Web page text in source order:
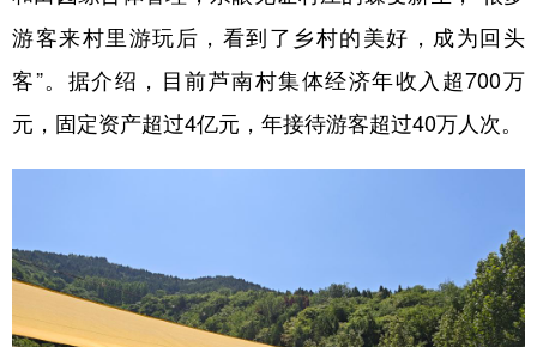
游客来村里游玩后，看到了乡村的美好，成为回头
客”。据介绍，目前芦南村集体经济年收入超700万
元，固定资产超过4亿元，年接待游客超过40万人次。